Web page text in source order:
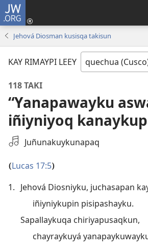
JW.ORG
Jehová Diosman kusisqa takisun
KAY RIMAYPI LEEY
118 TAKI
“Yanapawayku
iñiyniyoq
Seleccione
grabación
audio
Juñunakuykunapaq
(Lucas 17:5)
1. Jehová Diosniyku, juchasapan
iñiyniykupin pisipashayku.
Sapallaykuqa chiriyapusaqkun,
chayraykuyá